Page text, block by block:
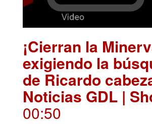
¡Cierran la
exigiendo la
de Ricardo
Noticias GDL |
00:50